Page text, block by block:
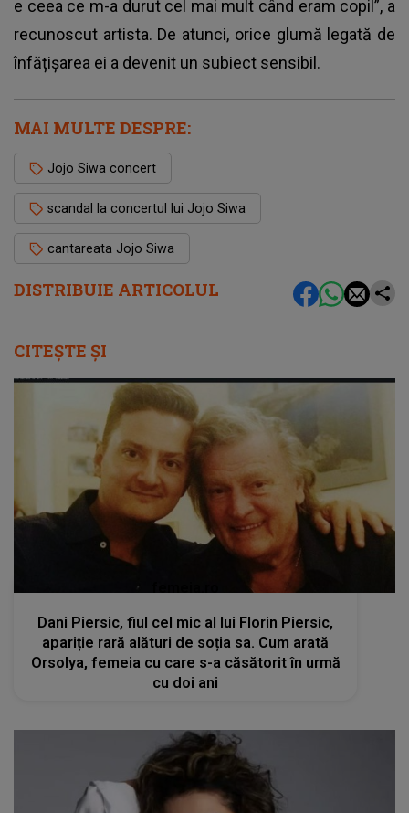
DISTRIBUIE ARTICOLUL
e ceea ce m-a durut cel mai mult când eram copil”, a
recunoscut artista. De atunci, orice glumă legată de
înfățișarea ei a devenit un subiect sensibil.
MAI MULTE DESPRE:
Jojo Siwa concert
scandal la concertul lui Jojo Siwa
cantareata Jojo Siwa
CITEȘTE ȘI
Dani Piersic, fiul cel mic al lui Florin Piersic,
apariție rară alături de soția sa. Cum arată
Orsolya, femeia cu care s-a căsătorit în urmă
cu doi ani